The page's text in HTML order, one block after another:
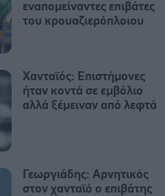
εναπομείναντες επιβάτες
του κρουαζιερόπλοιου
Χανταϊός: Επιστήμονες
ήταν κοντά σε εμβόλιο
αλλά ξέμειναν από λεφτά
Γεωργιάδης: Αρνητικός
στον χανταϊό ο επιβάτης